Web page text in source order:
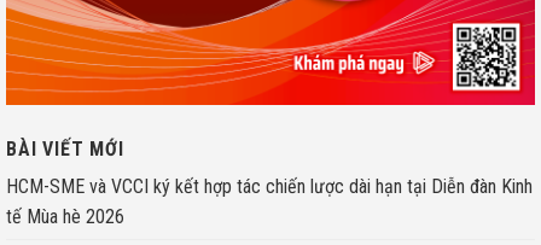
BÀI VIẾT MỚI
HCM-SME và VCCI ký kết hợp tác chiến lược dài hạn tại Diễn đàn Kinh
tế Mùa hè 2026